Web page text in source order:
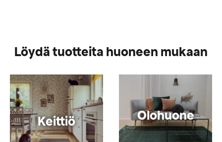
Löydä tuotteita huoneen mukaan
Keittiö Olohuone